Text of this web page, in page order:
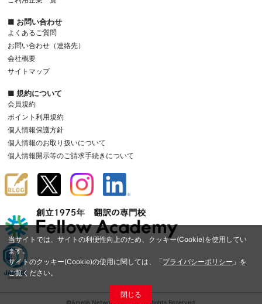
当サイトでは、サイトの利便性向上のため、クッキー(Cookie)を使用してい
ます。
サイトのクッキー(Cookie)の使用に関しては、「プライバシーポリシー 」を
ご覧ください。
閉じる
■ お問い合わせ
よくあるご質問
お問い合わせ（連絡先）
会社概要
サイトマップ
■ 規約について
会員規約
ポイント利用規約
個人情報保護方針
個人情報のお取り扱いについて
個人情報開示等のご請求手続きについて
©Amelia Network Co.,Ltd. All Rights Reserved.